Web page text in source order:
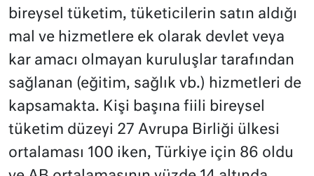
bireysel tüketim, tüketicilerin satın aldığı
mal ve hizmetlere ek olarak devlet veya
kar amacı olmayan kuruluşlar tarafından
sağlanan (eğitim, sağlık vb.) hizmetleri de
kapsamakta. Kişi başına fiili bireysel
tüketim düzeyi 27 Avrupa Birliği ülkesi
ortalaması 100 iken, Türkiye için 86 oldu